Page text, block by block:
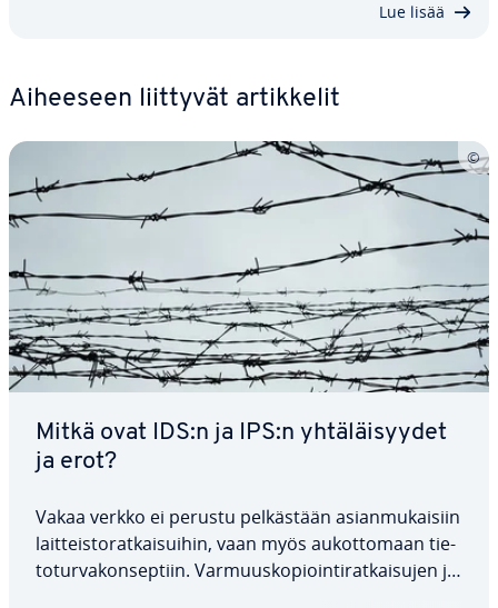
Lue lisää
Aiheeseen liittyvät ar­tik­ke­lit
Mitkä ovat IDS:n ja IPS:n yh­tä­läi­syy­det
ja erot?
Vakaa verkko ei perustu pel­käs­tään asian­mu­kai­siin
lait­teis­to­rat­kai­sui­hin, vaan myös au­kot­to­maan tie­
to­tur­va­kon­sep­tiin. Var­muus­ko­pioin­ti­rat­kai­su­jen ja